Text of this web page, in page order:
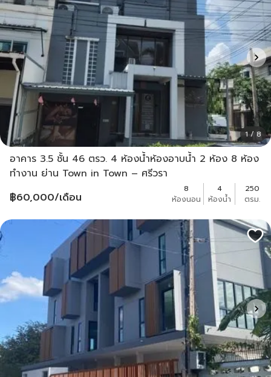
1 / 8
อาคาร 3.5 ชั้น 46 ตรว. 4 ห้องน้ำห้องอาบน้ำ 2 ห้อง 8 ห้อง
ทำงาน ย่าน Town in Town – ศรีวรา
฿60,000/เดือน
8
ห้องนอน
4
ห้องน้ำ
250
ตรม.